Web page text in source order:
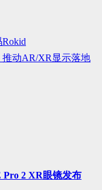
动AR/XR显示落地
2 XR眼镜发布